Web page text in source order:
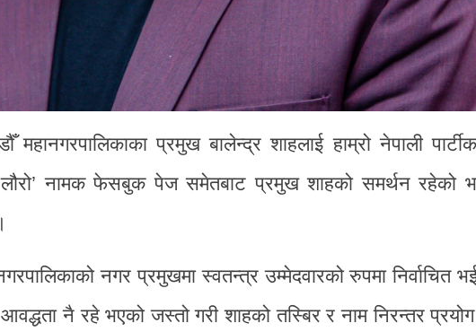
महानगरपालिकाका प्रमुख बालेन्द्र शाहलाई हाम्रो नेपाली
लौरो’ नामक फेसबुक पेज समेतबाट प्रमुख शाहको समर्थन रहेको
नगर प्रमुखमा स्वतन्त्र उम्मेदवारको रुपमा निर्वाचित भई
नै रहे भएको जस्तो गरी शाहको तस्बिर र नाम निरन्तर